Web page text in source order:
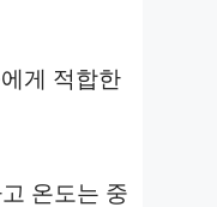
게 적합한
온도는 중